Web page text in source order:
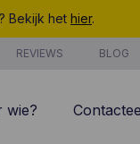
Bekijk het hier.
REVIEWS BLOG
wie?